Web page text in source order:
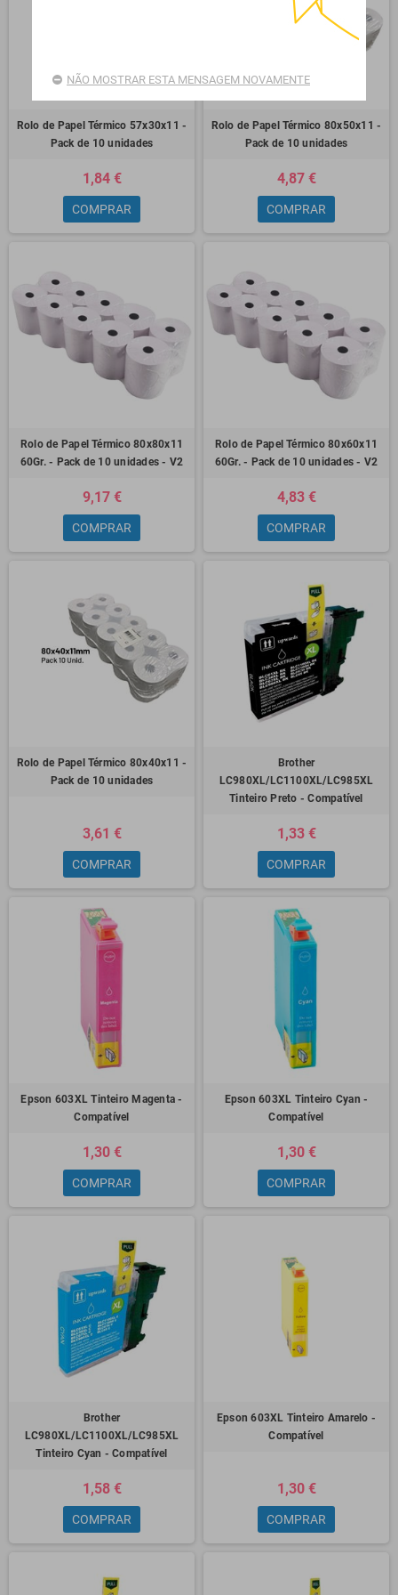
Rolo de Papel Térmico 57x30x11 -
Pack de 10 unidades
1,84 €
COMPRAR
Rolo de Papel Térmico 80x50x11 -
Pack de 10 unidades
4,87 €
COMPRAR
Rolo de Papel Térmico 80x80x11
60Gr. - Pack de 10 unidades - V2
9,17 €
COMPRAR
Rolo de Papel Térmico 80x60x11
60Gr. - Pack de 10 unidades - V2
4,83 €
COMPRAR
Rolo de Papel Térmico 80x40x11 -
Pack de 10 unidades
3,61 €
COMPRAR
Brother
LC980XL/LC1100XL/LC985XL
Tinteiro Preto - Compatível
1,33 €
COMPRAR
Epson 603XL Tinteiro Magenta -
Compatível
1,30 €
COMPRAR
Epson 603XL Tinteiro Cyan -
Compatível
1,30 €
COMPRAR
Brother
LC980XL/LC1100XL/LC985XL
Tinteiro Cyan - Compatível
1,58 €
COMPRAR
Epson 603XL Tinteiro Amarelo -
Compatível
1,30 €
COMPRAR
NÃO MOSTRAR ESTA MENSAGEM NOVAMENTE